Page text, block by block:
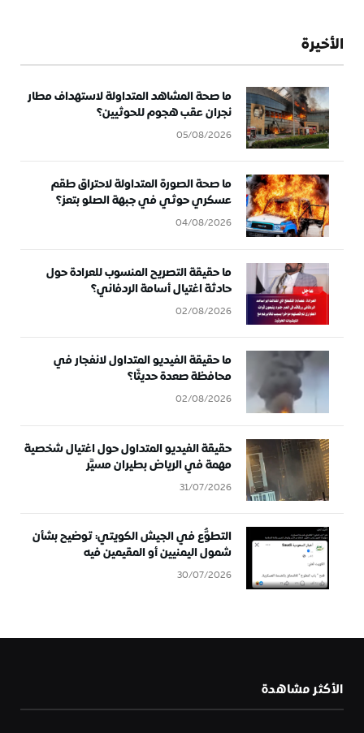
الأخيرة
ما صحة المشاهد المتداولة لاستهداف مطار
نجران عقب هجوم للحوثيين؟
05/08/2026
ما صحة الصورة المتداولة لاحتراق طقم
عسكري حوثي في جبهة الصلو بتعز؟
04/08/2026
ما حقيقة التصريح المنسوب للعرادة حول
حادثة اغتيال أسامة الردفاني؟
02/08/2026
ما حقيقة الفيديو المتداول لانفجار في
محافظة صعدة حديثًا؟
02/08/2026
حقيقة الفيديو المتداول حول اغتيال شخصية
مهمة في الرياض بطيران مسيَّر
31/07/2026
التطوُّع في الجيش الكويتي: توضيح بشأن
شمول اليمنيين أو المقيمين فيه
30/07/2026
الأكثر مشاهدة